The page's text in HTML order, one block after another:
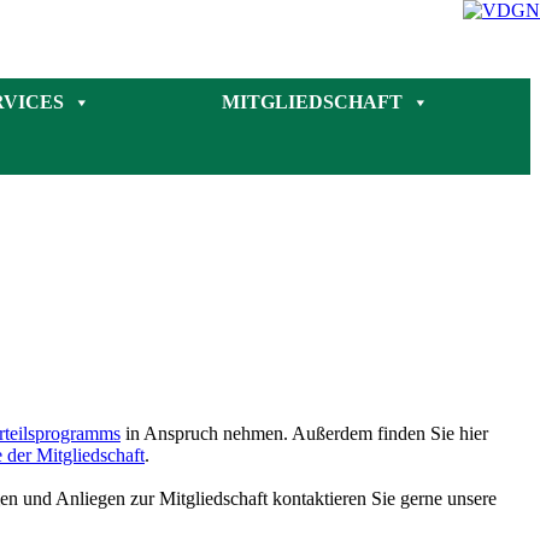
MITGLIEDSCHAFT
in Anspruch nehmen. Außerdem finden Sie hier
der Mitgliedschaft.
und Anliegen zur Mitgliedschaft kontaktieren Sie gerne unsere